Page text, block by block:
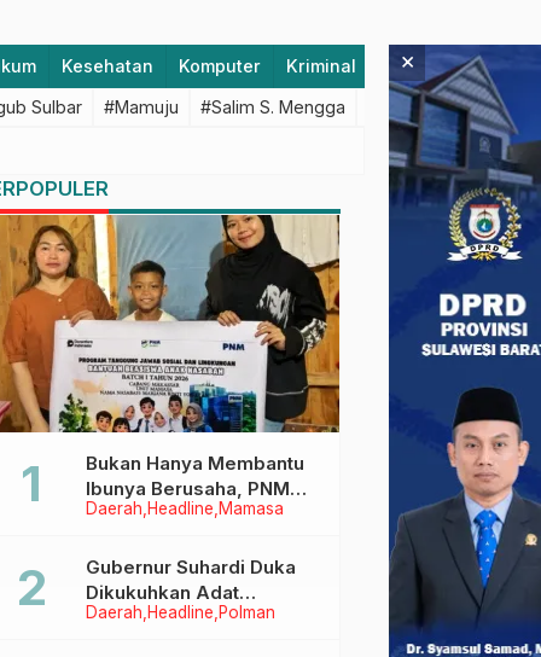
Kesehatan Komputer Kriminal Lifestyle
Sulbar #Mamuju #Salim S. Mengga #featured #Polda
Daerah Headline Mamasa
Bukan Hanya Membantu
Ibunya Berusaha, PNM
Juga Menjaga Mimpi
Menggapai Cita-Cita
Daerah Headline Polman
Gubernur Suhardi Duka
Dikukuhkan Adat
Balanipa, Raih Gelar Sulo
×